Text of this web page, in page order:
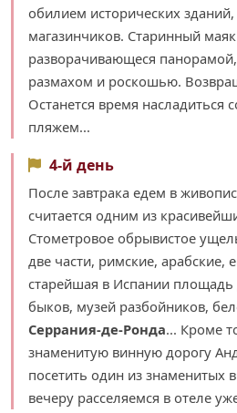
обилием исторических
магазинчиков. Старинный
разворачивающеся
размахом и роскошью.
Останется время насладиться
пляжем...
4-й день
После завтрака едем в
считается одним из
Стометровое обрывистое
две части, римские, арабские,
старейшая в Испании площадь
быков, музей разбойников,
Серрания-де-Ронда... Кроме
знаменитую винную дорогу
посетить один из знаменитых
вечеру расселяемся в отеле